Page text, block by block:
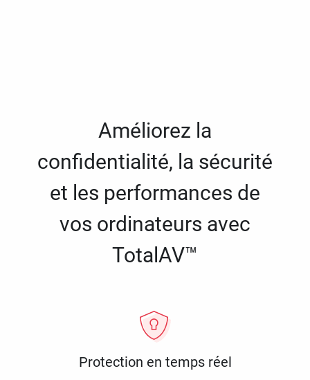
Améliorez la
confidentialité, la sécurité
et les performances de
vos ordinateurs avec
TotalAV™
Protection en temps réel